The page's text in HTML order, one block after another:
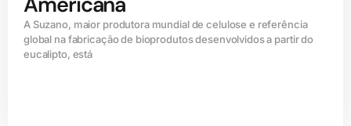
A Suzano, maior produtora mundial de celulose e referência
global na fabricação de bioprodutos desenvolvidos a partir do
eucalipto, está